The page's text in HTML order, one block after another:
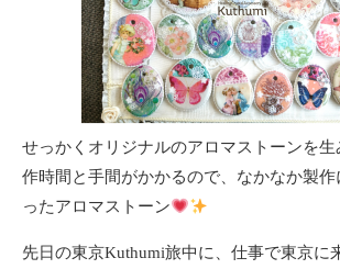
せっかくオリジナルのアロマストーンを
作時間と手間がかかるので、なかなか製
ったアロマストーン
先日の東京Kuthumi旅中に、仕事で東京に